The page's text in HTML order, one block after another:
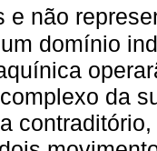
e não
domínio
da